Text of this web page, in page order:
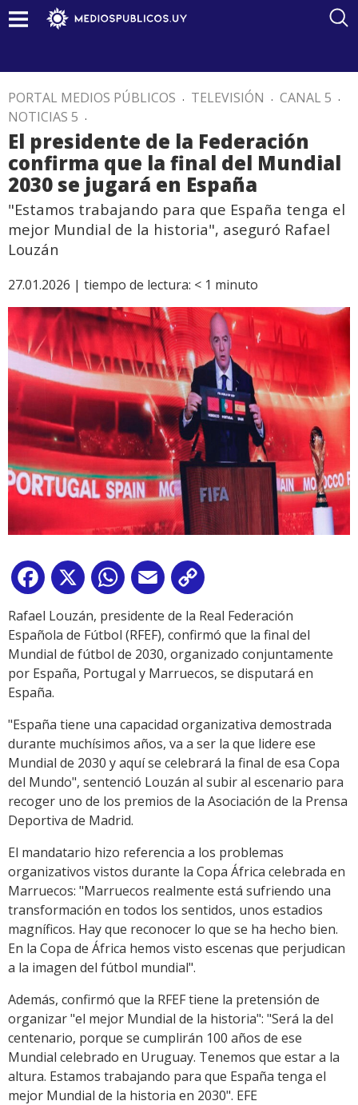
PORTAL MEDIOS PÚBLICOS . TELEVISIÓN . CANAL 5 .
NOTICIAS 5 .
El presidente de la Federación
confirma que la final del Mundial
2030 se jugará en España
"Estamos trabajando para que España tenga el
mejor Mundial de la historia", aseguró Rafael
Louzán
27.01.2026 | tiempo de lectura: < 1 minuto
Facebook
X WhatsApp
Email
Link
Rafael Louzán, presidente de la Real Federación
Española de Fútbol (RFEF), confirmó que la final del
Mundial de fútbol de 2030, organizado conjuntamente
por España, Portugal y Marruecos, se disputará en
España.
"España tiene una capacidad organizativa demostrada
durante muchísimos años, va a ser la que lidere ese
Mundial de 2030 y aquí se celebrará la final de esa Copa
del Mundo", sentenció Louzán al subir al escenario para
recoger uno de los premios de la Asociación de la Prensa
Deportiva de Madrid.
El mandatario hizo referencia a los problemas
organizativos vistos durante la Copa África celebrada en
Marruecos: "Marruecos realmente está sufriendo una
transformación en todos los sentidos, unos estadios
magníficos. Hay que reconocer lo que se ha hecho bien.
En la Copa de África hemos visto escenas que perjudican
a la imagen del fútbol mundial".
Además, confirmó que la RFEF tiene la pretensión de
organizar "el mejor Mundial de la historia": "Será la del
centenario, porque se cumplirán 100 años de ese
Mundial celebrado en Uruguay. Tenemos que estar a la
altura. Estamos trabajando para que España tenga el
mejor Mundial de la historia en 2030". EFE